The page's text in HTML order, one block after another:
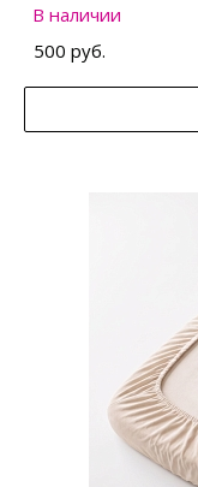
В наличии
500 руб.